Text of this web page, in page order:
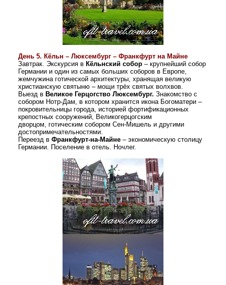
День 5. Кёльн – Люксембург – Франкфурт на Майне
Завтрак. Экскурсия в Кёльнский собор – крупнейший собор
Германии и один из самых больших соборов в Европе,
жемчужина готической архитектуры, хранящая великую
христианскую святыню – мощи трёх святых волхвов.
Выезд в Великое Герцогство Люксембург. Знакомство с
собором Нотр-Дам, в котором хранится икона Богоматери –
покровительницы города, историей фортификационных
крепостных сооружений, Великогерцогским
дворцом, готическим собором Сен-Мишель и другими
достопримечательностями.
Переезд в Франкфурт-на-Майне – экономическую столицу
Германии. Поселение в отель. Ночлег.